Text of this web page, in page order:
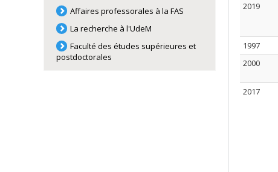
2019
1997
2000
2017
Affaires professorales à la FAS
La recherche à l'UdeM
Faculté des études supérieures et
postdoctorales